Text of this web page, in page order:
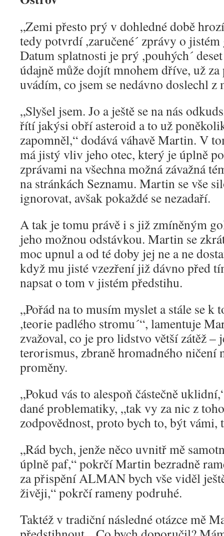
„Zemi přesto prý v dohledné době
tedy potvrdí ,zaručené´ zprávy o
Datum splatnosti je prý ,pouhých´
údajně může dojít mnohem dříve, už za
uvádím, co jsem se nedávno doslechl z
„Slyšel jsem. Jo a ještě se na nás
řítí jakýsi obří asteroid a to už
zapomněl,“ dodává váhavě Martin. V
má jistý vliv jeho otec, který je úplně
zprávami na všechna možná závažná
na stránkách Seznamu. Martin se vše
ignorovat, avšak pokaždé se nezadaří.
A tak je tomu právě i s již zmíněným
jeho možnou odstávkou. Martin se
moc upnul a od té doby jej ne a ne
když mu jisté vzezření již dávno před
napsat o tom v jistém předstihu.
„Pořád na to musím myslet a stále se k
,teorie padlého stromu´“, lamentuje
zvažoval, co je pro lidstvo větší zátěž –
terorismus, zbraně hromadného ničení
proměny.
„Pokud vás to alespoň částečně
dané problematiky, „tak vy za nic z
zodpovědnost, proto bych to, být vámi,
„Rád bych, jenže něco uvnitř mě
úplně paf,“ pokrčí Martin bezradně
za přispění ALMAN bych vše viděl
živěji,“ pokrčí rameny podruhé.
Taktéž v tradiční následné otázce mě